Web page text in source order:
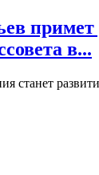
примет
в...
станет